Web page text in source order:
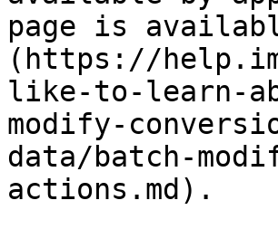
page is
(https://
like-to-learn-
modify-
data/batch-
actions.md).